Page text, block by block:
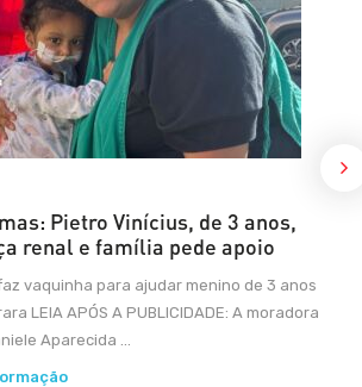
Pietro Vinícius, de 3 anos,
renal e família pede apoio
vaquinha para ajudar menino de 3 anos
LEIA APÓS A PUBLICIDADE: A moradora
Aparecida ...